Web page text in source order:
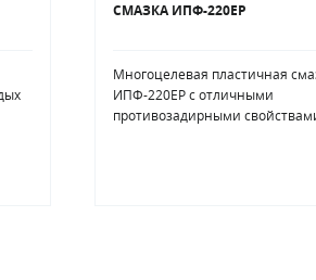
СМАЗКА ИПФ-220ЕР
Многоцелевая пластичная
ИПФ-220ЕР с отличными
противозадирными